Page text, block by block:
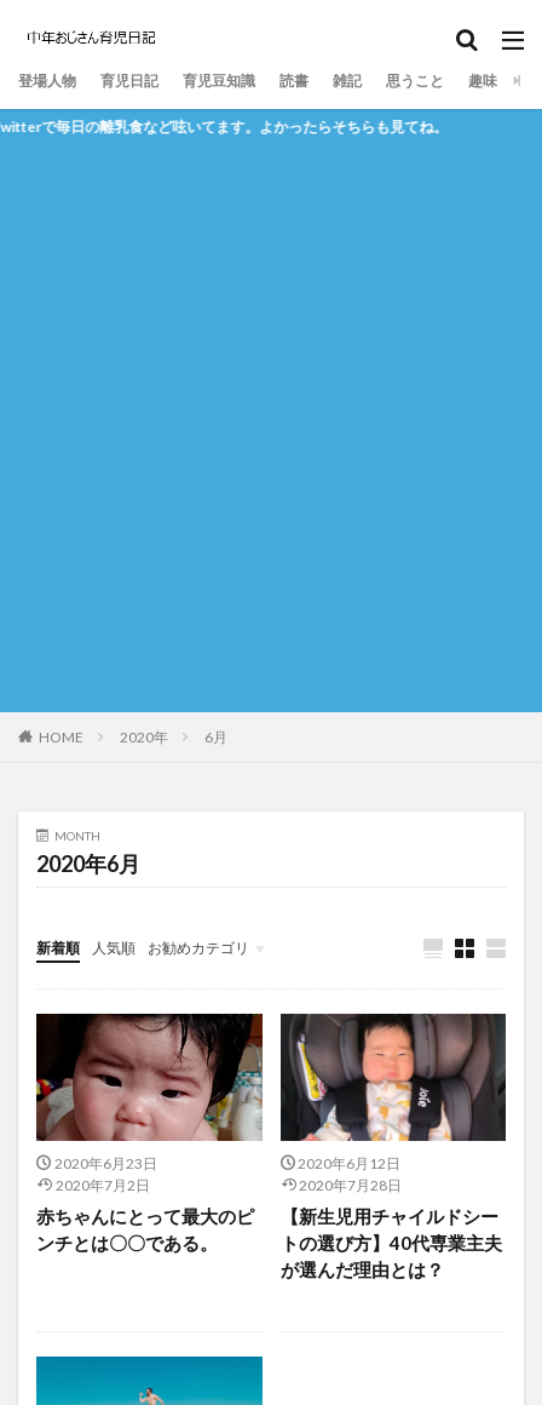
登場人物 育児日記 育児豆知識 読書 雑記 思うこと 趣味
で毎日の離乳食など呟いてます。よかったらそちらも見てね。
HOME 2020年 6月
MONTH
2020年6月
新着順 人気順 お勧めカテゴリ
育児豆知識
回想：妊娠～生後５か月
現在地：生後６か月～
2020年6月23日
2020年7月2日
赤ちゃんにとって最大のピ
ンチとは〇〇である。
2020年6月12日
2020年7月28日
【新生児用チャイルドシー
トの選び方】40代専業主夫
が選んだ理由とは？